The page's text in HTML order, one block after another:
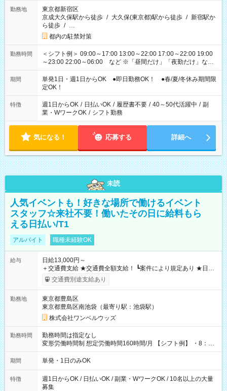
勤務地
東京都新宿区
京成大久保駅から徒歩 / 大久保(東京都)駅から徒歩 / 新宿駅か
ら徒歩 / …
都内の駐禁対策
勤務時間
＜シフト例＞ 09:00～17:00 13:00～22:00 17:00～22:00 19:00
～23:00 22:00～06:00 など ※「昼間だけ」「夜勤だけ」など
の希望OK
期間
単発1日・週1日からOK ●即日勤務OK！ ●春/夏/冬休み期間限
定OK！
特徴 週1日からOK / 日払いOK / 履歴書不要 / 40～50代活躍中 / 副
業・WワークOK / シフト勤務
気になる！ 応募する 詳細へ
未読
人気イベントも！好きな場所で働けるイベント
スタッフ☆来社不要！働いたその日に給料もら
える日払い/T1
アルバイト 職種未経験OK
給与
日給13,000円～
＋交通費支給 ★交通費全額支給！ ┗案件により規定あり ★日払
いOK！（規定あり） ┗働いたその日に現金GET♪ お仕事後はコ
ンビニATMから 日払い分を引き落とせます！ 【試用期間】試
交通費別途支給あり
勤務地
東京都豊島区
東京都豊島区南池袋（最寄り駅：池袋駅）
株式会社ワンベルウッズ
勤務時間
勤務時間は指定なし
変形労働時間制 想定労働時間160時間/月 【シフト例】 ・8：00
～21：00
期間 単発・1日のみOK
特徴
週1日からOK / 日払いOK / 副業・WワークOK / 10名以上の大量
募集